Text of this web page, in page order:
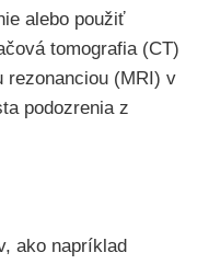
alebo použiť
tomografia (CT)
rezonanciou (MRI) v
podozrenia z
ako napríklad